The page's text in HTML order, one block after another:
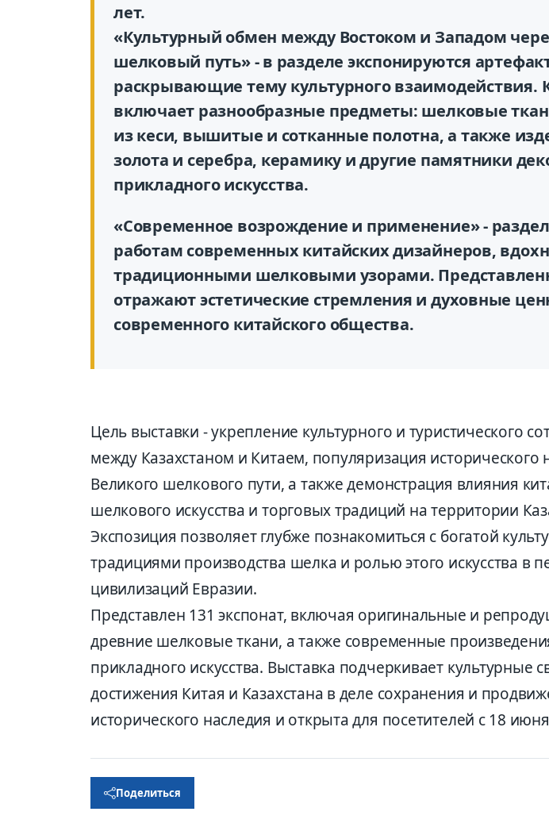
лет.
«Культурный обмен между Востоком и Западом
шелковый путь» - в разделе экспонируются
раскрывающие тему культурного взаимодействия.
включает разнообразные предметы: шелковые
из кеси, вышитые и сотканные полотна, а также
золота и серебра, керамику и другие памятники
прикладного искусства.
«Современное возрождение и применение» -
работам современных китайских дизайнеров,
традиционными шелковыми узорами.
отражают эстетические стремления и духовные
современного китайского общества.
Цель выставки - укрепление культурного и туристического
между Казахстаном и Китаем, популяризация исторического
Великого шелкового пути, а также демонстрация влияния
шелкового искусства и торговых традиций на территории
Экспозиция позволяет глубже познакомиться с богатой
традициями производства шелка и ролью этого искусства в
цивилизаций Евразии.
Представлен 131 экспонат, включая оригинальные и
древние шелковые ткани, а также современные
прикладного искусства. Выставка подчеркивает культурные
достижения Китая и Казахстана в деле сохранения и
исторического наследия и открыта для посетителей с 18
Поделиться